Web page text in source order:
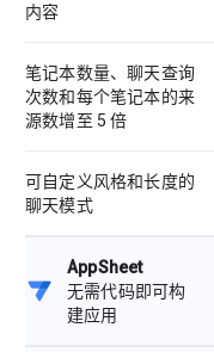
内容
笔记本数量、聊天查询
次数和每个笔记本的来
源数增至 5 倍
可自定义风格和长度的
聊天模式
AppSheet
无需代码即可构
建应用